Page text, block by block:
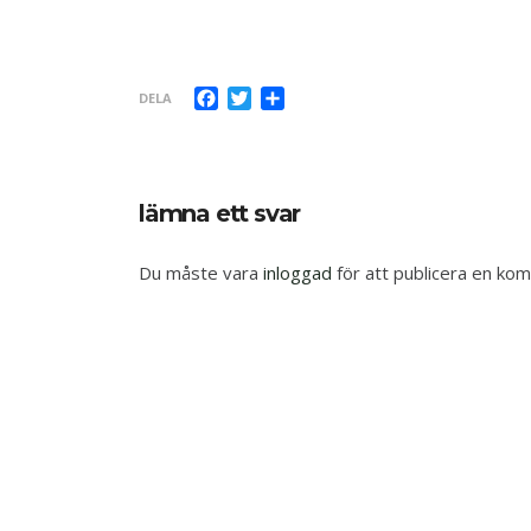
DELA Facebook
Twitter
lämna ett svar
Du måste vara inloggad för att publicera en